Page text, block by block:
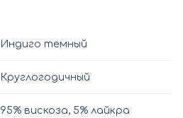
Индиго темный
Круглогодичный
95% вискоза, 5% лайкра